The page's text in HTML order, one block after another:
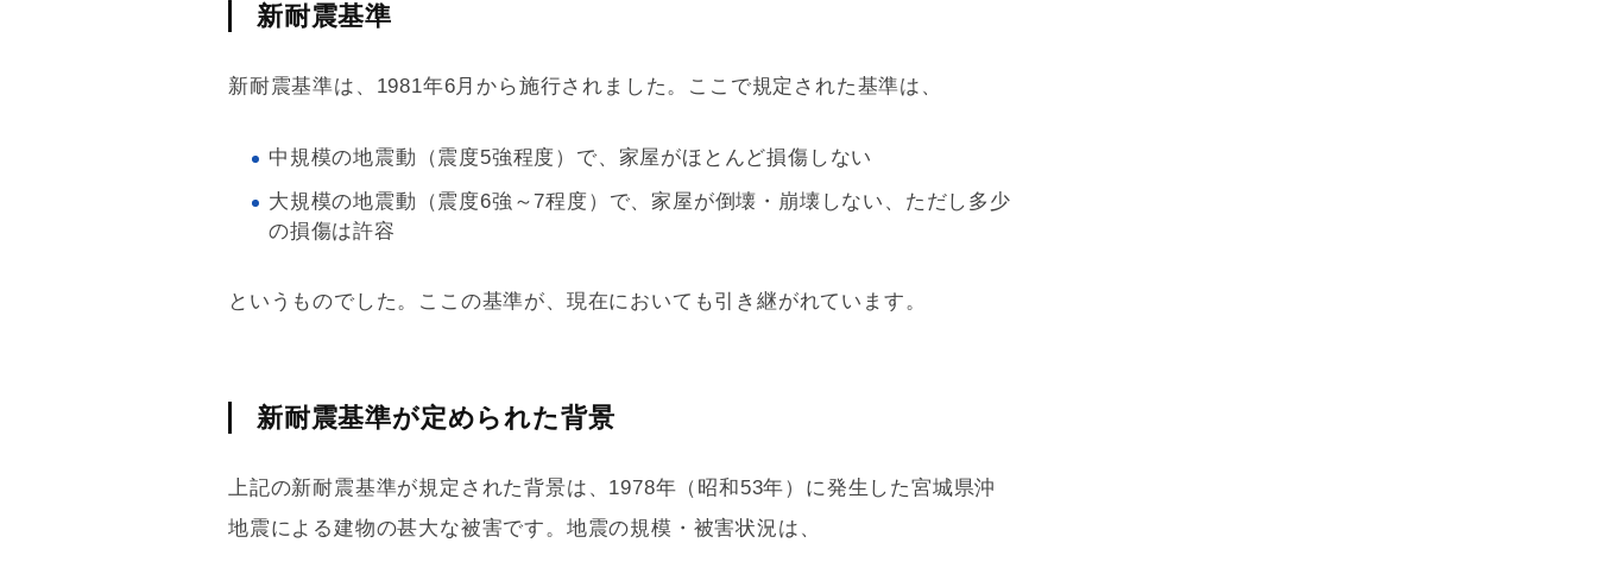
新耐震基準
新耐震基準は、1981年6月から施行されました。ここで規定された基準は、
中規模の地震動（震度5強程度）で、家屋がほとんど損傷しない
大規模の地震動（震度6強～7程度）で、家屋が倒壊・崩壊しない、ただし多少
の損傷は許容
というものでした。ここの基準が、現在においても引き継がれています。
新耐震基準が定められた背景
上記の新耐震基準が規定された背景は、1978年（昭和53年）に発生した宮城県沖
地震による建物の甚大な被害です。地震の規模・被害状況は、